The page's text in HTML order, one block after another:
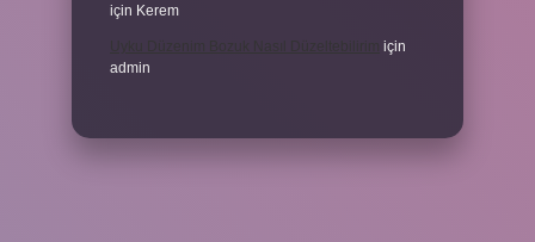
için Kerem
için
admin